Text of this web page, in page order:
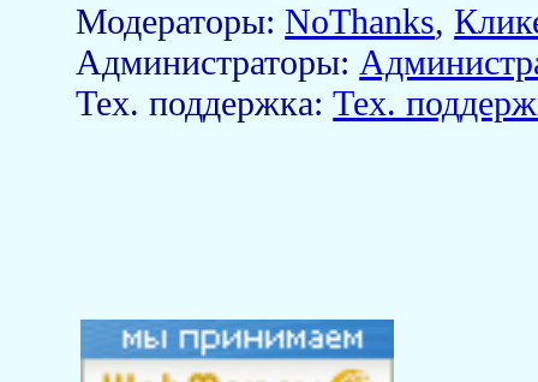
Модераторы:NoThanks,
Aдминистраторы:
Тех. поддержка:Тех.